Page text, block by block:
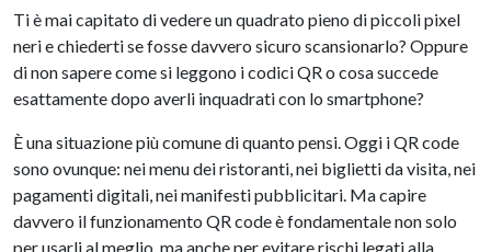
Ti è mai capitato di vedere un quadrato pieno di piccoli pixel
neri e chiederti se fosse davvero sicuro scansionarlo? Oppure
di non sapere come si leggono i codici QR o cosa succede
esattamente dopo averli inquadrati con lo smartphone?
È una situazione più comune di quanto pensi. Oggi i QR code
sono ovunque: nei menu dei ristoranti, nei biglietti da visita, nei
pagamenti digitali, nei manifesti pubblicitari. Ma capire
davvero il funzionamento QR code è fondamentale non solo
per usarli al meglio, ma anche per evitare rischi legati alla